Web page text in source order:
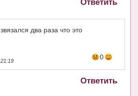
Ответить
два раза что это
0
Ответить